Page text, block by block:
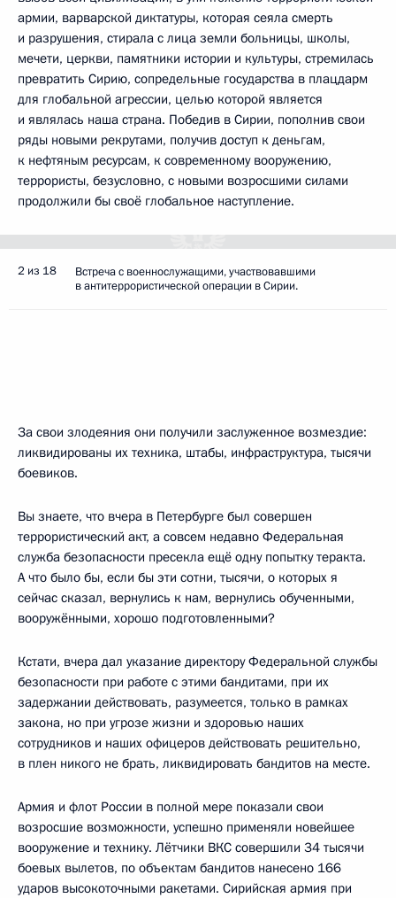
армии, варварской диктатуры, которая сеяла смерть
и разрушения, стирала с лица земли больницы, школы,
мечети, церкви, памятники истории и культуры, стремилась
превратить Сирию, сопредельные государства в плацдарм
для глобальной агрессии, целью которой является
и являлась наша страна. Победив в Сирии, пополнив свои
ряды новыми рекрутами, получив доступ к деньгам,
к нефтяным ресурсам, к современному вооружению,
террористы, безусловно, с новыми возросшими силами
продолжили бы своё глобальное наступление.
2 из 18
Встреча с военнослужащими, участвовавшими
в антитеррористической операции в Сирии.
За свои злодеяния они получили заслуженное возмездие:
ликвидированы их техника, штабы, инфраструктура, тысячи
боевиков.
Вы знаете, что вчера в Петербурге был совершен
террористический акт, а совсем недавно Федеральная
служба безопасности пресекла ещё одну попытку теракта.
А что было бы, если бы эти сотни, тысячи, о которых я
сейчас сказал, вернулись к нам, вернулись обученными,
вооружёнными, хорошо подготовленными?
Кстати, вчера дал указание директору Федеральной службы
безопасности при работе с этими бандитами, при их
задержании действовать, разумеется, только в рамках
закона, но при угрозе жизни и здоровью наших
сотрудников и наших офицеров действовать решительно,
в плен никого не брать, ликвидировать бандитов на месте.
Армия и флот России в полной мере показали свои
возросшие возможности, успешно применяли новейшее
вооружение и технику. Лётчики ВКС совершили 34 тысячи
боевых вылетов, по объектам бандитов нанесено 166
ударов высокоточными ракетами. Сирийская армия при